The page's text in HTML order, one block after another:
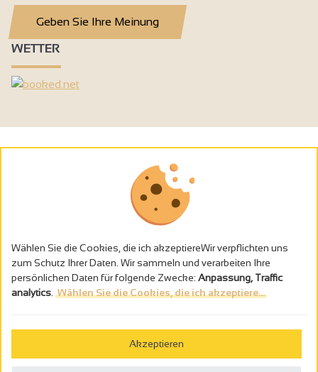
Geben Sie Ihre Meinung
WETTER
Alkoholmissbrauch ist gefährlich für die Gesundheit - trinken Sie in
Wählen Sie die Cookies, die ich akzeptiereWir verpflichten uns
zum Schutz Ihrer Daten. Wir sammeln und verarbeiten Ihre
persönlichen Daten für folgende Zwecke: Anpassung, Traffic
analytics Wählen Sie die Cookies, die ich akzeptiere...
Akzeptieren